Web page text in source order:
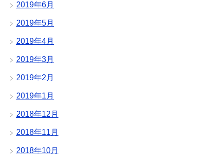
2019年6月
2019年5月
2019年4月
2019年3月
2019年2月
2019年1月
2018年12月
2018年11月
2018年10月